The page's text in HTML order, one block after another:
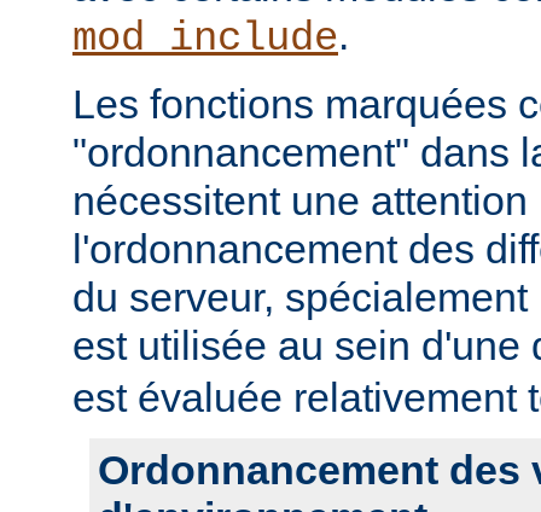
mod_include.
Les fonctions marquées
"ordonnancement" dans
nécessitent une
l'ordonnancement des
du serveur,
est utilisée au sein d'une
est évaluée relativement
Ordonnancement des